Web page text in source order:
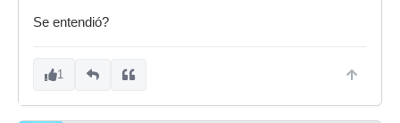
Se entendió?
1